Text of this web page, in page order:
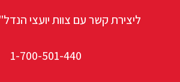
ליצירת קשר עם צוות יועצי
1-700-501-440